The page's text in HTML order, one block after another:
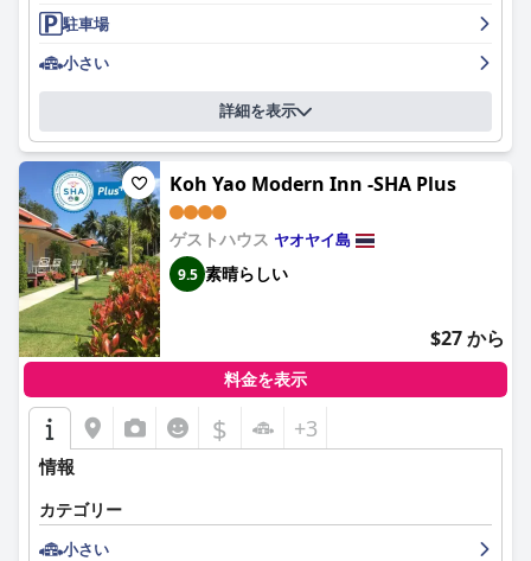
宿泊施設は清潔で広々としていてモダンで、注目すべき屋外バス
ルームがユニークな魅力を加えています。非常にフレンドリーで
気配りのあるスタッフが、さらに体験を高め、歓迎的で快適な滞
コーヤオ・ビーチフロントでの朝食は、西洋料理から伝統的なタ
イ料理まで、新鮮で高品質なオプションの幅広いセレクションで
際立っています。茅葺き屋根の下のテラスでの居心地の良い、見
栄えの良い朝食は高い評価を受けており、ゲスト体験の楽しい一
部となっています。同様に、地元の料理の毎晩の準備は食事の楽
しさを増し、近くのレストランはさらに料理の選択肢を広げてい
ます。
バンガローは、蚊帳や扇風機などの気の利いたアメニティに支え
られ、素朴でありながら居心地の良い雰囲気を提供します。清潔
さは一貫したハイライトであり、清潔な部屋と手入れの行き届い
た施設があります。オーシャンビューのデラックスオプション
は、特にその広さと快適さで注目されています。
ゲストは、ホストとスタッフからの素晴らしいおもてなしを高く
評価しており、そのフレンドリーさ、気配り、あらゆるリクエス
トへの喜んで応じる姿勢が特徴です。この個人的なタッチはプラ
イベートビーチにも及んでいます。ここでは、潮の状況により水
泳に課題があるにもかかわらず、長く静かな散歩や静かなリラッ
クスができます。
駐車場
小さい
詳細を表示
Koh Yao Modern Inn -SHA Plus
ゲストハウス ヤオヤイ島
9.5 素晴らしい
$27 から
料金を表示
$ +3
情報
カテゴリー
小さい